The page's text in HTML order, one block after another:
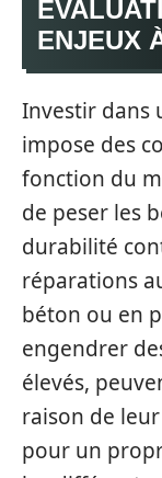
ENJEUX
Investir dans
impose des
fonction du
de peser les
durabilité
réparations
béton ou en
engendrer
élevés,
raison de
pour un